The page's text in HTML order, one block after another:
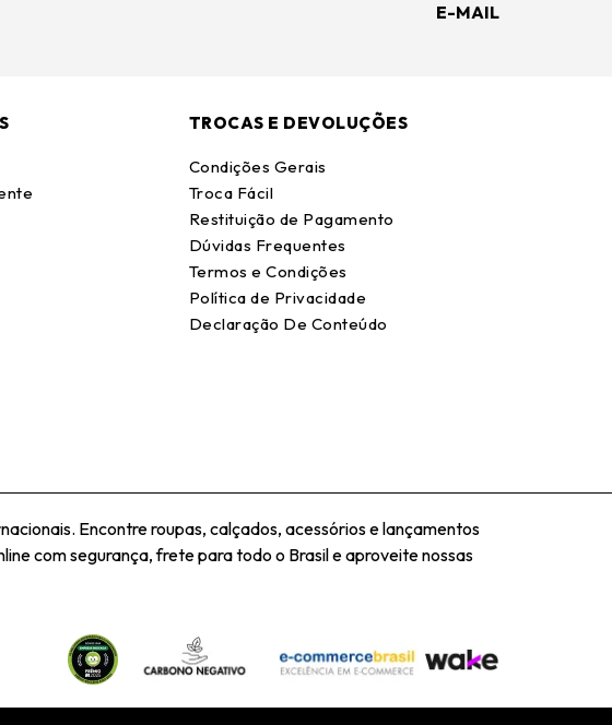
E-MAIL
TROCAS E DEVOLUÇÕES
Condições Gerais
Troca Fácil
Restituição de Pagamento
Dúvidas Frequentes
Termos e Condições
Política de Privacidade
Declaração De Conteúdo
Encontre roupas, calçados, acessórios e lançamentos
com segurança, frete para todo o Brasil e aproveite nossas